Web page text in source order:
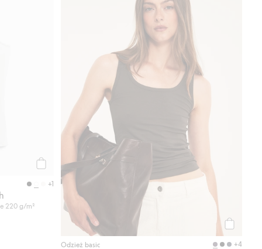
+1
220 g/m²
Kup
Odzież basic +4